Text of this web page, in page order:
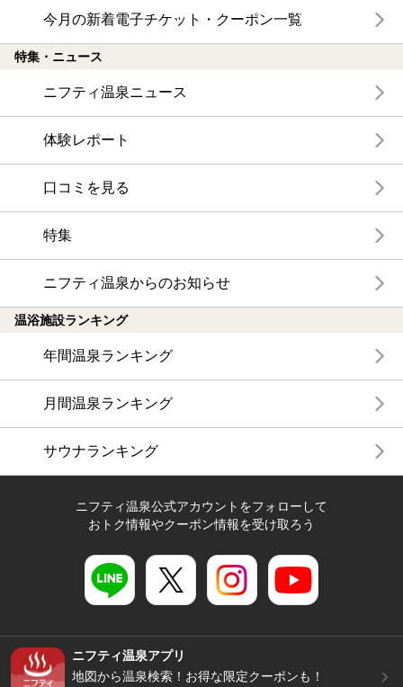
今月の新着電子チケット・クーポン一覧
特集・ニュース
ニフティ温泉ニュース
体験レポート
口コミを見る
特集
ニフティ温泉からのお知らせ
温浴施設ランキング
年間温泉ランキング
月間温泉ランキング
サウナランキング
ニフティ温泉公式アカウントをフォローして
おトク情報やクーポン情報を受け取ろう
ニフティ温泉アプリ
地図から温泉検索！お得な限定クーポンも！